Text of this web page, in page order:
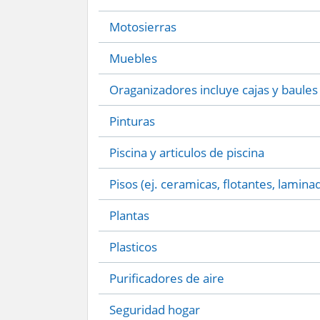
Motosierras
Muebles
Oraganizadores incluye cajas y baules
Pinturas
Piscina y articulos de piscina
Pisos (ej. ceramicas, flotantes,
Plantas
Plasticos
Purificadores de aire
Seguridad hogar